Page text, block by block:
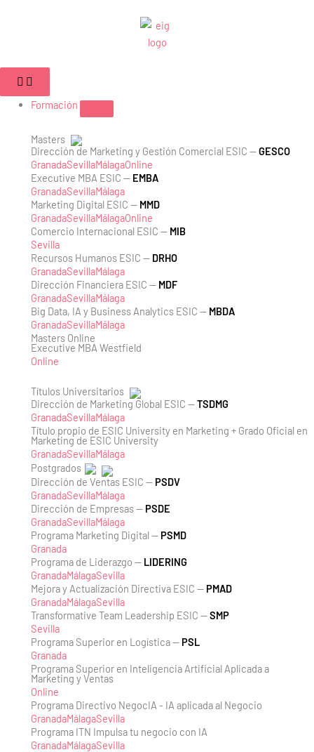
Formación
Masters
Dirección de Marketing y Gestión Comercial ESIC —GESCO
GranadaSevillaMálagaOnline
Executive MBA ESIC — EMBA
GranadaSevillaMálaga
Marketing Digital ESIC — MMD
GranadaSevillaMálagaOnline
Comercio Internacional ESIC — MIB
Sevilla
Recursos Humanos ESIC — DRHO
GranadaSevillaMálaga
Dirección Financiera ESIC — MDF
GranadaSevillaMálaga
Big Data, IA y Business Analytics ESIC — MBDA
GranadaSevillaMálaga
Masters Online
Executive MBA Westfield
Online
Títulos Universitarios
Dirección de Marketing Global ESIC —TSDMG
GranadaSevillaMálaga
Título propio de ESIC University en Marketing + Grado Oficial en
Marketing de ESIC University
GranadaSevillaMálaga
Postgrados
Dirección de Ventas ESIC — PSDV
GranadaSevillaMálaga
Dirección de Empresas — PSDE
GranadaSevillaMálaga
Programa Marketing Digital — PSMD
Granada
Programa de Liderazgo — LIDERING
GranadaMálagaSevilla
Mejora y Actualización Directiva ESIC — PMAD
GranadaMálagaSevilla
Transformative Team Leadership ESIC —SMP
Sevilla
Programa Superior en Logística — PSL
Granada
Programa Superior en Inteligencia Artificial Aplicada a
Marketing y Ventas
Online
Programa Directivo NegocIA - IA aplicada al Negocio
GranadaMálagaSevilla
Programa ITN Impulsa tu negocio con IA
GranadaMálagaSevilla
Cerrar
Abrir